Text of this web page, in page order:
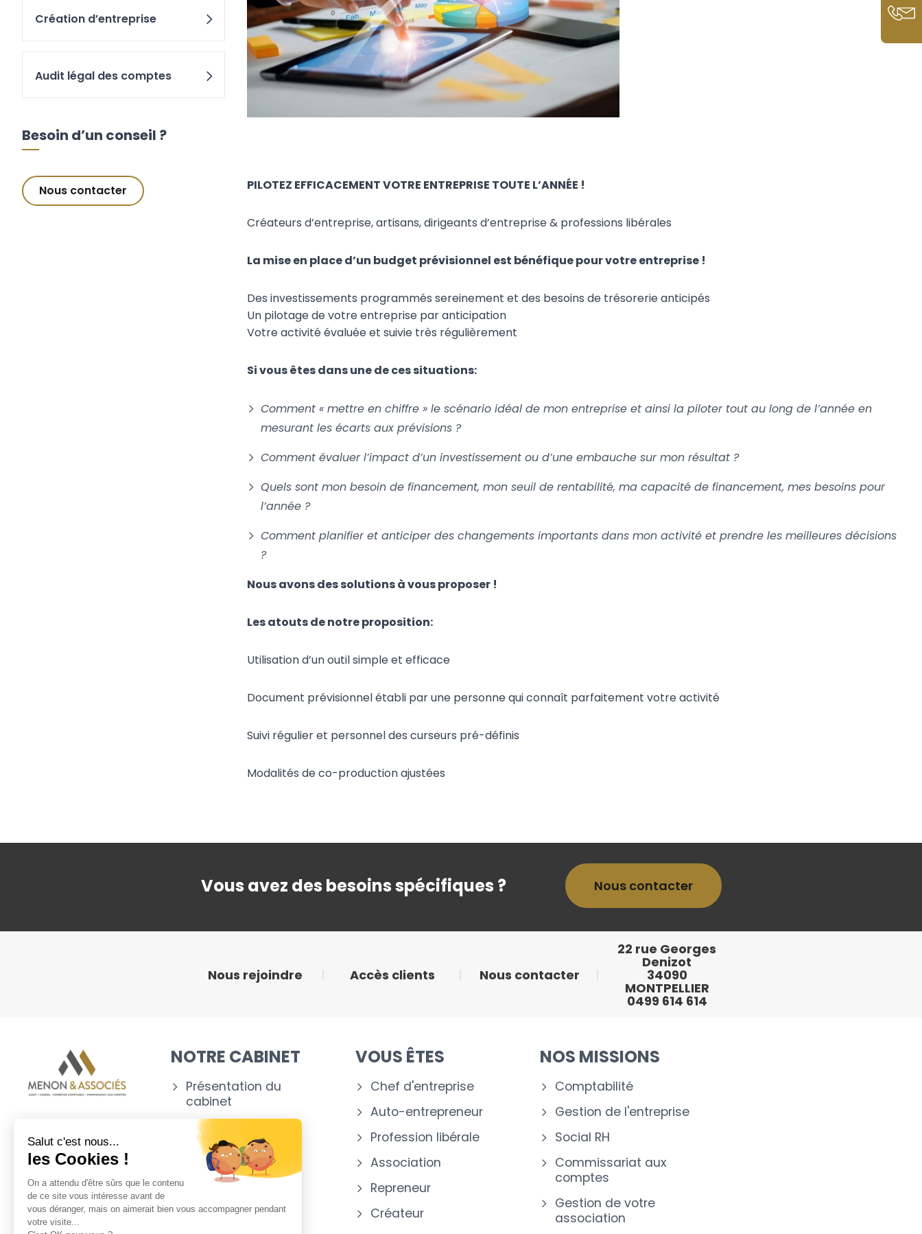
Création d’entreprise
Audit légal des comptes
Besoin d’un conseil ?
Nous contacter PILOTEZ EFFICACEMENT VOTRE ENTREPRISE TOUTE L’ANNÉE !
Créateurs d’entreprise, artisans, dirigeants d’entreprise & professions libérales
La mise en place d’un budget prévisionnel est bénéfique pour votre entreprise !
Des investissements programmés sereinement et des besoins de trésorerie anticipés
Un pilotage de votre entreprise par anticipation
Votre activité évaluée et suivie très régulièrement
Si vous êtes dans une de ces situations:
Comment « mettre en chiffre » le scénario idéal de mon entreprise et ainsi la piloter tout au long de l’année en
mesurant les écarts aux prévisions ?
Comment évaluer l’impact d’un investissement ou d’une embauche sur mon résultat ?
Quels sont mon besoin de financement, mon seuil de rentabilité, ma capacité de financement, mes besoins pour
l’année ?
Comment planifier et anticiper des changements importants dans mon activité et prendre les meilleures décisions
?
Nous avons des solutions à vous proposer !
Les atouts de notre proposition:
Utilisation d’un outil simple et efficace
Document prévisionnel établi par une personne qui connaît parfaitement votre activité
Suivi régulier et personnel des curseurs pré-définis
Modalités de co-production ajustées
Vous avez des besoins spécifiques ? Nous contacter
Nous rejoindre Accès clients Nous contacter
22 rue Georges
Denizot
34090
MONTPELLIER
0499 614 614
NOTRE CABINET
Présentation du
cabinet
Nos experts
Nos outils
Appartenance
VOUS ÊTES
Chef d'entreprise
Auto-entrepreneur
Profession libérale
Association
Repreneur
Créateur
NOS MISSIONS
Comptabilité
Gestion de l'entreprise
Social RH
Commissariat aux
comptes
Gestion de votre
association
Salut c'est nous...
les Cookies !
On a attendu d'être sûrs que le contenu
de ce site vous intéresse avant de
vous déranger, mais on aimerait bien vous accompagner pendant
votre visite...